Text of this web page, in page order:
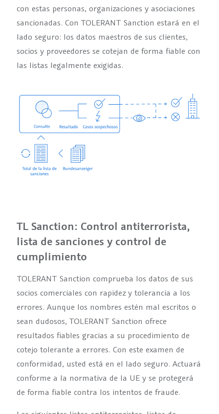
con estas personas, organizaciones y asociaciones
sancionadas. Con TOLERANT Sanction estará en el
lado seguro: los datos maestros de sus clientes,
socios y proveedores se cotejan de forma fiable con
las listas legalmente exigidas.
TL Sanction: Control antiterrorista,
lista de sanciones y control de
cumplimiento
TOLERANT Sanction comprueba los datos de sus
socios comerciales con rapidez y tolerancia a los
errores. Aunque los nombres estén mal escritos o
sean dudosos, TOLERANT Sanction ofrece
resultados fiables gracias a su procedimiento de
cotejo tolerante a errores. Con este examen de
conformidad, usted está en el lado seguro. Actuará
conforme a la normativa de la UE y se protegerá
de forma fiable contra los intentos de fraude.